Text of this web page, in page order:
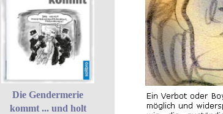
Die Gendermerie
kommt ... und holt